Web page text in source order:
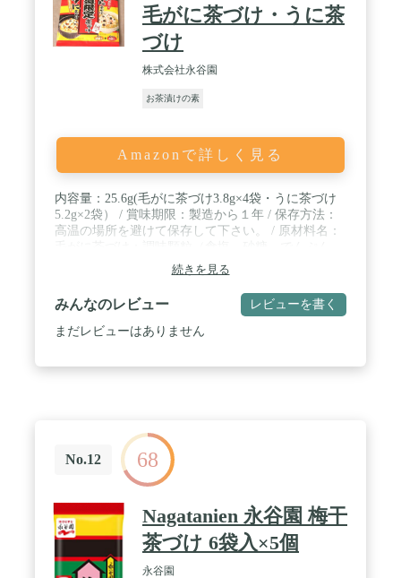
毛がに茶づけ・うに茶
づけ
株式会社永谷園
お茶漬けの素
Amazonで詳しく見る
内容量：25.6g(毛がに茶づけ3.8g×4袋・うに茶づけ
5.2g×2袋） / 賞味期限：製造から１年 / 保存方法：
高温の場所を避けて保存して下さい。 / 原材料名：
抹茶、かつお節粉、昆布粉、かつお節エキス、魚介
エキス）味付蟹、あられ、海苔、ねぎ、えびパウダ
ー、調味料（アミノ酸等）、貝カルシウム、酸化防
止剤（ビタミンＥ） うに茶づけ：調味顆粒（食塩、
でんぷん、ぶどう糖、うに、砂糖、魚介エキス、粉
続きを見る
みんなのレビュー レビューを書く
まだレビューはありません
No.12 68
Nagatanien 永谷園 梅干
茶づけ 6袋入×5個
永谷園